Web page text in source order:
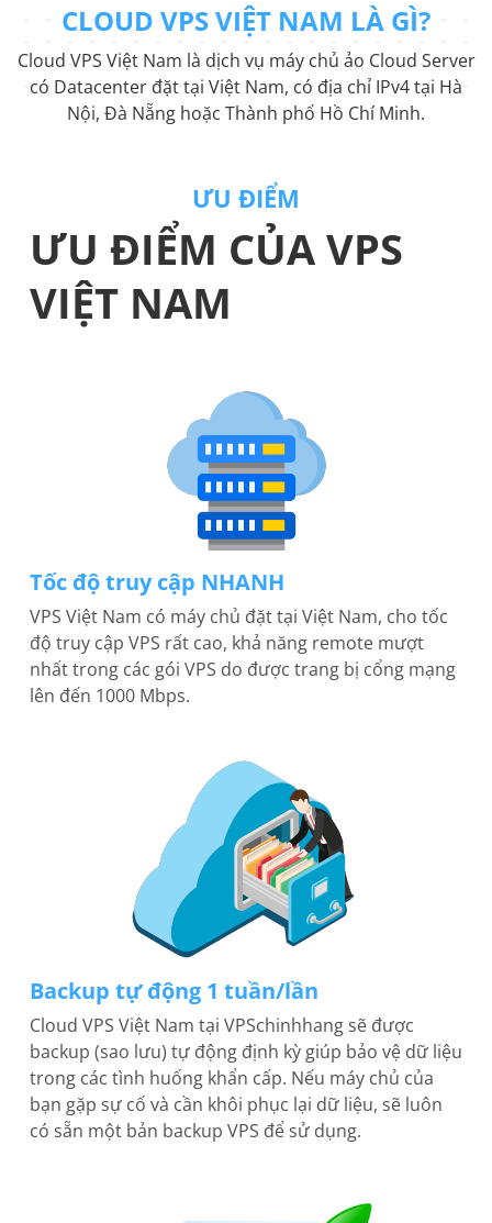
CLOUD VPS VIỆT NAM LÀ GÌ?
Cloud VPS Việt Nam là dịch vụ máy chủ ảo Cloud Server
có Datacenter đặt tại Việt Nam, có địa chỉ IPv4 tại Hà
Nội, Đà Nẵng hoặc Thành phố Hồ Chí Minh.
ƯU ĐIỂM
ƯU ĐIỂM CỦA VPS
VIỆT NAM
Tốc độ truy cập NHANH
VPS Việt Nam có máy chủ đặt tại Việt Nam, cho tốc
độ truy cập VPS rất cao, khả năng remote mượt
nhất trong các gói VPS do được trang bị cổng mạng
lên đến 1000 Mbps.
Backup tự động 1 tuần/lần
Cloud VPS Việt Nam tại VPSchinhhang sẽ được
backup (sao lưu) tự động định kỳ giúp bảo vệ dữ liệu
trong các tình huống khẩn cấp. Nếu máy chủ của
bạn gặp sự cố và cần khôi phục lại dữ liệu, sẽ luôn
có sẵn một bản backup VPS để sử dụng.